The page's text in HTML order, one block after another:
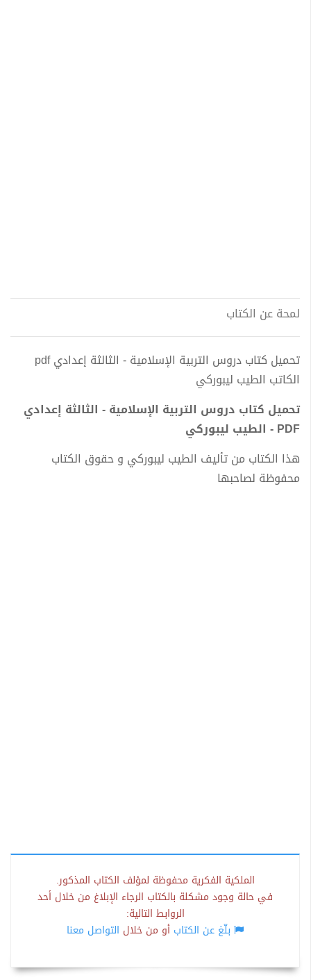
لمحة عن الكتاب
تحميل كتاب دروس التربية الإسلامية - الثالثة إعدادي pdf
الكاتب الطيب ليبوركي
تحميل كتاب دروس التربية الإسلامية - الثالثة إعدادي
PDF - الطيب ليبوركي
هذا الكتاب من تأليف الطيب ليبوركي و حقوق الكتاب
محفوظة لصاحبها
الملكية الفكرية محفوظة لمؤلف الكتاب المذكور.
في حالة وجود مشكلة بالكتاب الرجاء الإبلاغ من خلال أحد
الروابط التالية:
بلّغ عن الكتاب أو من خلال التواصل معنا